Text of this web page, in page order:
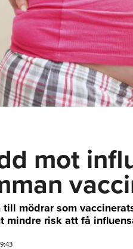
mot
till mödrar som
mindre risk att få